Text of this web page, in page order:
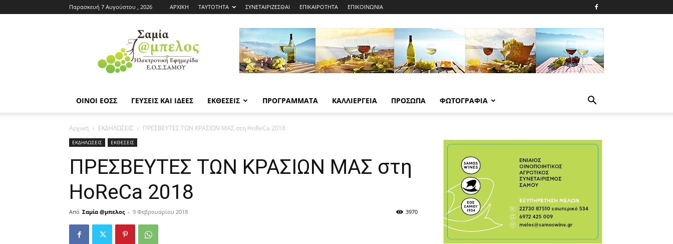
Παρασκευή 7 Αυγούστου , 2026 ΑΡΧΙΚΗ ΤΑΥΤΟΤΗΤΑ ΣΥΝΕΤΑΙΡΙΖΕΣΘΑΙ ΕΠΙΚΑΙΡΟΤΗΤΑ ΕΠΙΚΟΙΝΩΝΙΑ
Εφημερίδα
ΕΟΣΣ
|
Σαμία
ΟΙΝΟΙ ΕΟΣΣ ΓΕΥΣΕΙΣ ΚΑΙ ΙΔΕΕΣ ΕΚΘΕΣΕΙΣ ΠΡΟΓΡΑΜΜΑΤΑ ΚΑΛΛΙΕΡΓΕΙΑ ΠΡΟΣΩΠΑ ΦΩΤΟΓΡΑΦΙΑ
Αρχική ΕΚΔΗΛΩΣΕΙΣ ΠΡΕΣΒΕΥΤΕΣ ΤΩΝ ΚΡΑΣΙΩΝ ΜΑΣ στη HoReCa 2018
ΕΚΔΗΛΩΣΕΙΣ ΕΚΘΕΣΕΙΣ
ΠΡΕΣΒΕΥΤΕΣ ΤΩΝ ΚΡΑΣΙΩΝ ΜΑΣ στη
HoReCa 2018
Από Σαμία @μπελος - 9 Φεβρουαρίου 2018 3970